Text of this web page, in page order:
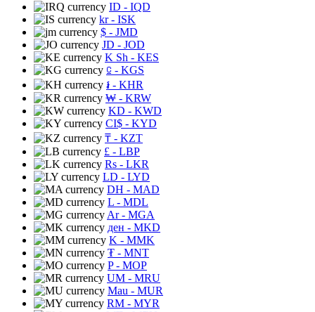
ID - IQD
kr- ISK
$ - JMD
JD - JOD
K Sh - KES
⃀ - KGS
៛ - KHR
₩ - KRW
KD - KWD
CI$ - KYD
₸ - KZT
£ - LBP
Rs - LKR
LD - LYD
DH - MAD
L - MDL
Ar- MGA
ден - MKD
K - MMK
₮ - MNT
P- MOP
UM - MRU
Mau - MUR
RM - MYR